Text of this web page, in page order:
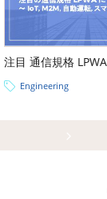
Engineering